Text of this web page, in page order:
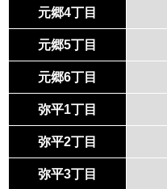
元郷4丁目
元郷5丁目
元郷6丁目
弥平1丁目
弥平2丁目
弥平3丁目